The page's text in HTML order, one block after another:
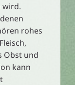
wird.
rohes
Obst und
kann